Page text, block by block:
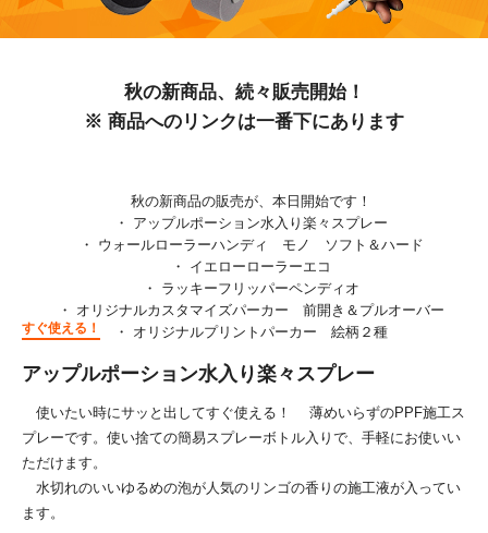
秋の新商品、続々販売開始！
※ 商品へのリンクは一番下にあります
秋の新商品の販売が、本日開始です！
・ アップルポーション水入り楽々スプレー
・ ウォールローラーハンディ モノ ソフト＆ハード
・ イエローローラーエコ
・ ラッキーフリッパーペンディオ
・ オリジナルカスタマイズパーカー 前開き＆プルオーバー
・ オリジナルプリントパーカー 絵柄２種
すぐ使える！
アップルポーション水入り楽々スプレー
使いたい時にサッと出してすぐ使える！ 薄めいらずのPPF施工ス
プレーです。使い捨ての簡易スプレーボトル入りで、手軽にお使いい
ただけます。
水切れのいいゆるめの泡が人気のリンゴの香りの施工液が入ってい
ます。